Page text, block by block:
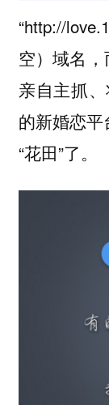
“http://
空）域名
亲自主抓
的新婚恋平
“花田”了。